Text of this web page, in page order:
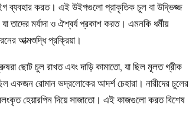
ব্যবহার করত। এই উইগগুলো প্রাকৃতিক চুল বা উদ্ভিজ্জ
মর্যাদা ও ঐশ্বর্য প্রকাশ করত। এমনকি ধর্মীয়
আত্মশুদ্ধি প্রক্রিয়া।
ছোট চুল রাখত এবং দাড়ি কামাতো, যা ছিল মূলত গ্রীক
রোমান ভদ্রলোকের আদর্শ চেহারা। নারীদের চুলের
হেয়ারপিন দিয়ে সাজাতো। এই কাজগুলো করত বিশেষ